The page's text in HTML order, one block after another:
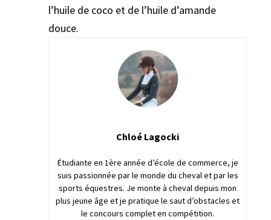
l’huile de coco et de l’huile d’amande
douce.
Chloé Lagocki
Étudiante en 1ère année d’école de commerce, je
suis passionnée par le monde du cheval et par les
sports équestres. Je monte à cheval depuis mon
plus jeune âge et je pratique le saut d’obstacles et
le concours complet en compétition.